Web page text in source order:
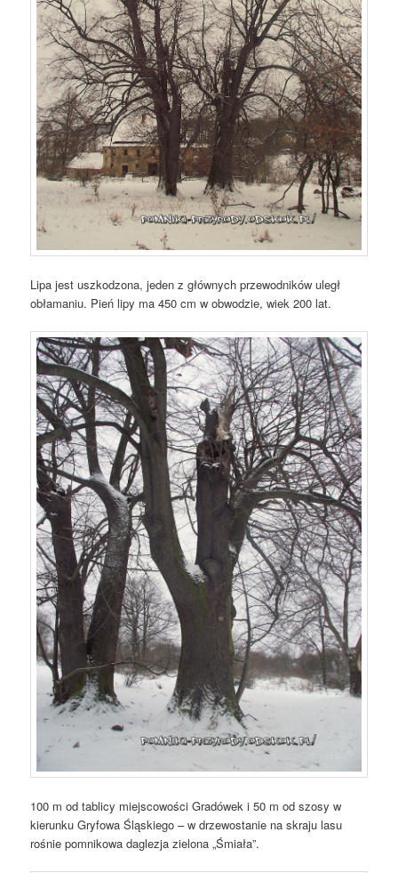
Lipa jest uszkodzona, jeden z głównych przewodników uległ
obłamaniu. Pień lipy ma 450 cm w obwodzie, wiek 200 lat.
100 m od tablicy miejscowości Gradówek i 50 m od szosy w
kierunku Gryfowa Śląskiego – w drzewostanie na skraju lasu
rośnie pomnikowa daglezja zielona „Śmiała”.